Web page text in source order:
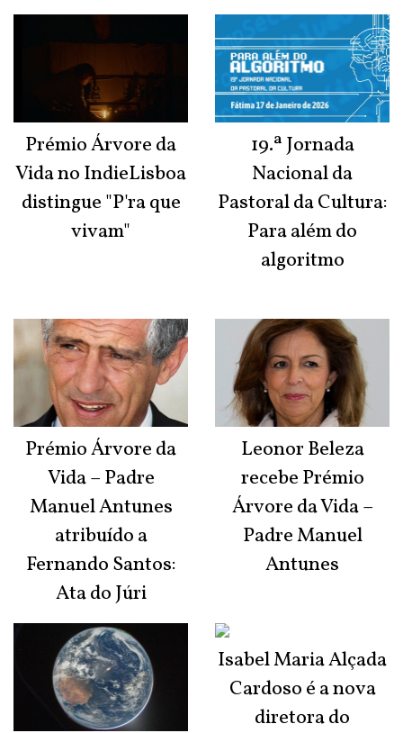
Prémio Árvore da
Vida no IndieLisboa
distingue "P'ra que
vivam"
Prémio Árvore da
Vida – Padre
Manuel Antunes
atribuído a
Fernando Santos:
Ata do Júri
19.ª Jornada
Nacional da
Pastoral da Cultura:
Para além do
algoritmo
Leonor Beleza
recebe Prémio
Árvore da Vida –
Padre Manuel
Antunes
Isabel Maria Alçada
Cardoso é a nova
diretora do